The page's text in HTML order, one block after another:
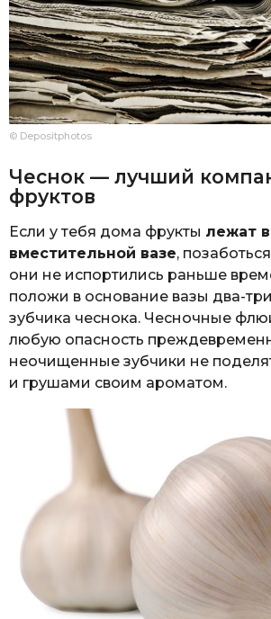
© Depositphotos
Чеснок — лучший
фруктов
Если у тебя дома фрукты лежат
вместительной вазе,
они не испортились раньше
положи в основание вазы два-
зубчика чеснока. Чесночные
любую опасность
неочищенные зубчики не
и грушами своим ароматом.